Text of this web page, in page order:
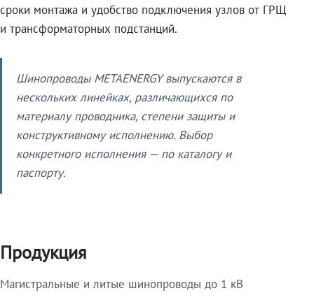
сроки монтажа и удобство подключения узлов от ГРЩ
и трансформаторных подстанций.
Шинопроводы METAENERGY выпускаются в
нескольких линейках, различающихся по
материалу проводника, степени защиты и
конструктивному исполнению. Выбор
конкретного исполнения — по каталогу и
паспорту.
Продукция
Магистральные и литые шинопроводы до 1 кВ